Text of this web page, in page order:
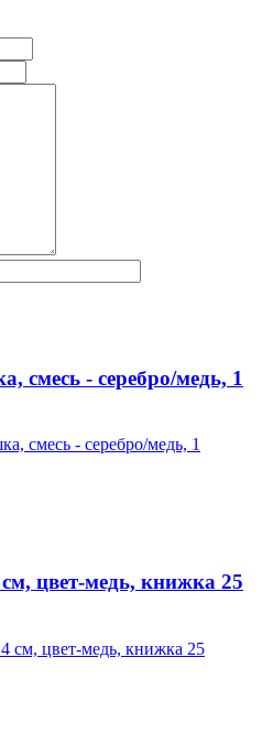
смесь - серебро/медь, 1
цвет-медь, книжка 25